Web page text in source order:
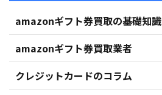
amazonギフト券買取の基礎知識
amazonギフト券買取業者
クレジットカードのコラム